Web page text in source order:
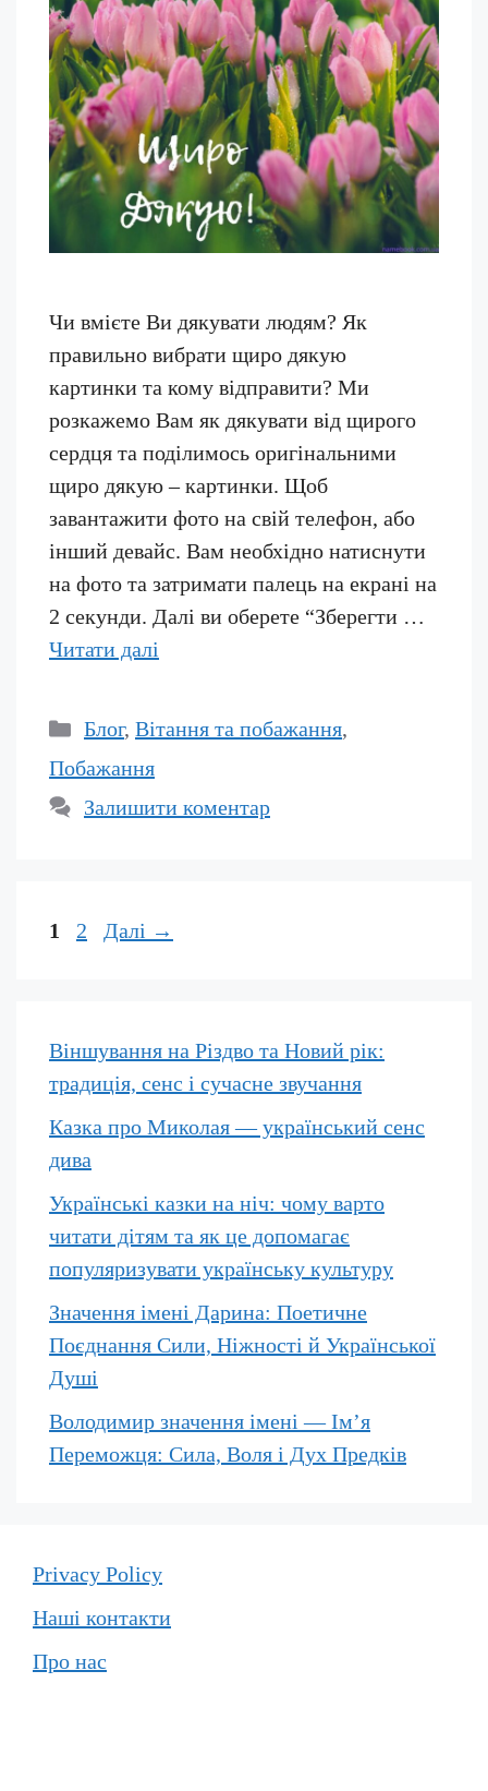
Чи вмієте Ви дякувати людям? Як
правильно вибрати щиро дякую
картинки та кому відправити? Ми
розкажемо Вам як дякувати від щирого
сердця та поділимось оригінальними
щиро дякую – картинки. Щоб
завантажити фото на свій телефон, або
інший девайс. Вам необхідно натиснути
на фото та затримати палець на екрані на
2 секунди. Далі ви оберете “Зберегти …
Читати далі
Категорії
Блог, Вітання та побажання,
Побажання
Залишити коментар
Сторінка
1 Сторінка
2 Далі →
Віншування на Різдво та Новий рік:
традиція, сенс і сучасне звучання
Казка про Миколая — український сенс
дива
Українські казки на ніч: чому варто
читати дітям та як це допомагає
популяризувати українську культуру
Значення імені Дарина: Поетичне
Поєднання Сили, Ніжності й Української
Душі
Володимир значення імені — Ім’я
Переможця: Сила, Воля і Дух Предків
Privacy Policy
Наші контакти
Про нас